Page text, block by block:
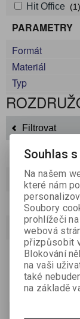
Hit Office (1)
PARAMETRY
Formát
Materiál
Typ
Filtrovat
Souhlas
Na našem
které nám
Soubory
prohlížeči
webová
přizpůsobit
Blokování
na vaši
také
na základě